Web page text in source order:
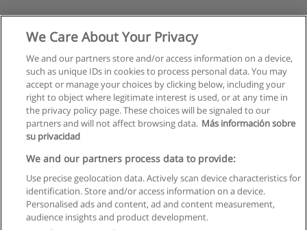
Regras de uso
Privacidade de dados
We Care About Your Privacy
We and our partners store and/or access information on a device,
such as unique IDs in cookies to process personal data. You may
accept or manage your choices by clicking below, including your
right to object where legitimate interest is used, or at any time in
the privacy policy page. These choices will be signaled to our
partners and will not affect browsing data. Más información sobre
su privacidad
We and our partners process data to provide:
Use precise geolocation data. Actively scan device characteristics for
identification. Store and/or access information on a device.
Personalised ads and content, ad and content measurement,
audience insights and product development.